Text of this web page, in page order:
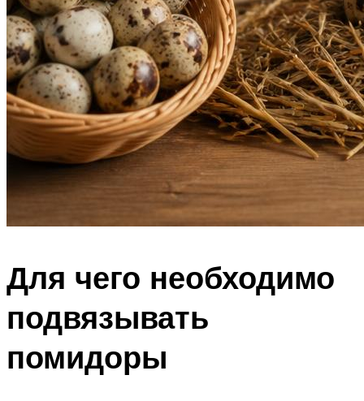
Для чего необходимо
подвязывать
помидоры